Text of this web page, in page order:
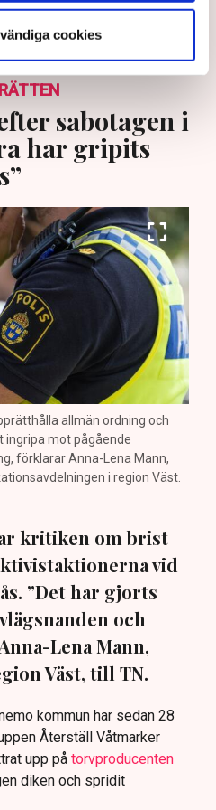
cookies
sabotagen i
har gripits
allmän ordning och
ingripa mot pågående
förklarar Anna-Lena Mann,
i region Väst.
kritiken om brist
vid
”Det har gjorts
och
Lena Mann,
Väst, till TN.
kommun har sedan 28
Återställ Våtmarker
upp på torvproducenten
diken och spridit